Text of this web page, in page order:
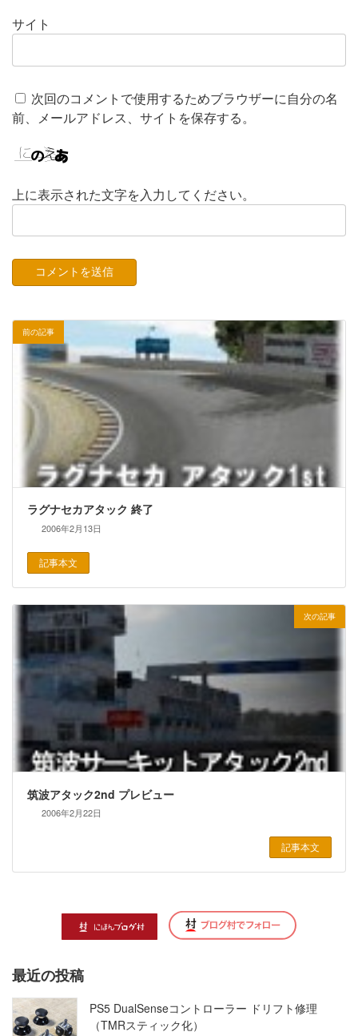
サイト
次回のコメントで使用するためブラウザーに自分の名
前、メールアドレス、サイトを保存する。
上に表示された文字を入力してください。
前の記事
ラグナセカアタック 終了
2006年2月13日
記事本文
次の記事
筑波アタック2nd プレビュー
2006年2月22日
記事本文
最近の投稿
PS5 DualSenseコントローラー ドリフト修理
（TMRスティック化）